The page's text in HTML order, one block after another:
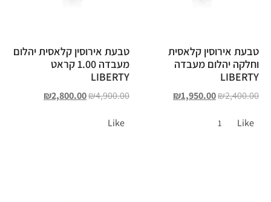
טבעת אירוסין קלאסית
וחלקה יהלום מעבדה
LIBERTY
₪2,400.00
₪1,950.00
Like
1
טבעת אירוסין קלאסית יהלום
מעבדה 1.00 קראט
LIBERTY
₪4,900.00
₪2,800.00
Like